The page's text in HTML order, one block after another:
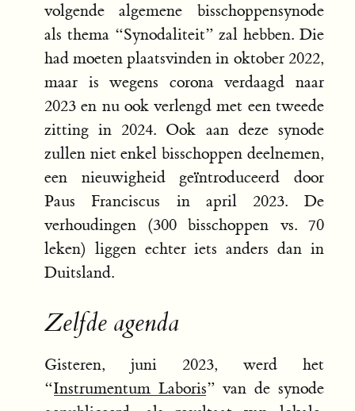
volgende algemene bisschoppensynode
als thema “Synodaliteit” zal hebben. Die
had moeten plaatsvinden in oktober 2022,
maar is wegens corona verdaagd naar
2023 en nu ook verlengd met een tweede
zitting in 2024. Ook aan deze synode
zullen niet enkel bisschoppen deelnemen,
een nieuwigheid geïntroduceerd door
Paus Franciscus in april 2023. De
verhoudingen (300 bisschoppen vs. 70
leken) liggen echter iets anders dan in
Duitsland.
Zelfde agenda
Gisteren, juni 2023, werd het
“Instrumentum Laboris” van de synode